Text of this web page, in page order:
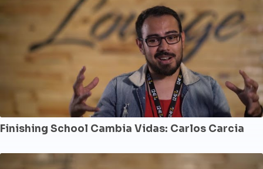
Finishing School Cambia Vidas: Carlos Carcia